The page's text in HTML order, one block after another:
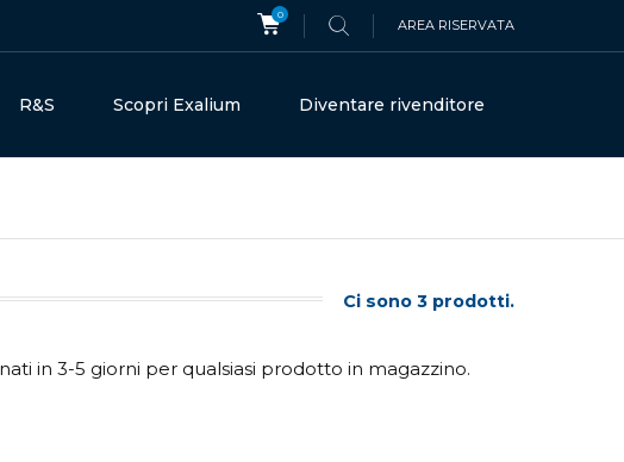
0
AREA RISERVATA
R&S Scopri Exalium Diventare rivenditore
Ci sono 3 prodotti.
in 3-5 giorni per qualsiasi prodotto in magazzino.